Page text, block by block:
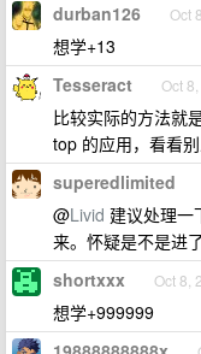
durban126 Oct
想学+13
Tesseract Oct
比较实际的方法就
top 的应用，看看
superedlimited
@Livid 建议处理一
来。怀疑是不是进
shortxxx Oct 8,
想学+999999